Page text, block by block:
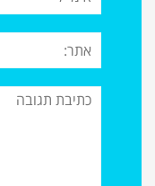
אתר:
תגובה